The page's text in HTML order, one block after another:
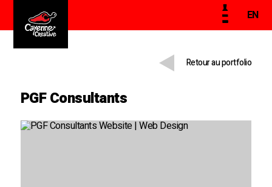
EN
Retour au portfolio
PGF Consultants